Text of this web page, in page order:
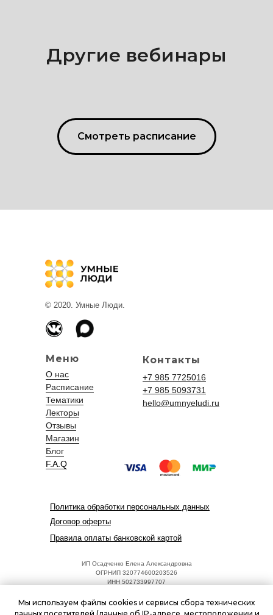
Другие вебинары
Смотреть расписание
© 2020. Умные Люди.
Меню
О нас
Расписание
Тематики
Лекторы
Отзывы
Магазин
Блог
F.A.Q
Контакты
+7 985 7725016
+7 985 5093731
hello@umnyeludi.ru
Политика обработки персональных данных
Договор оферты
Правила оплаты банковской картой
ИП Осадченко Елена Александровна
ОГРНИП 320774600203526
ИНН 502733997707
hello@umnyeludi.ru
Режим работы: ежедневно 09:00 - 18:00
Мы используем файлы cookies и сервисы сбора технических